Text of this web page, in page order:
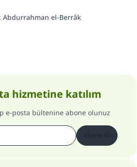
: Abdurrahman el-Berrâk
hizmetine katılım
e-posta bültenine abone olunuz